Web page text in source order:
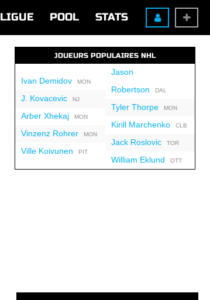
LIGUE POOL STATS
JOUEURS POPULAIRES NHL
Ivan DemidovMON
J. KovacevicNJ
Arber XhekajMON
Vinzenz RohrerMON
Ville Koivunen PIT
Jason
Robertson DAL
Tyler ThorpeMON
Kirill MarchenkoCLB
Jack RoslovicTOR
William Eklund OTT